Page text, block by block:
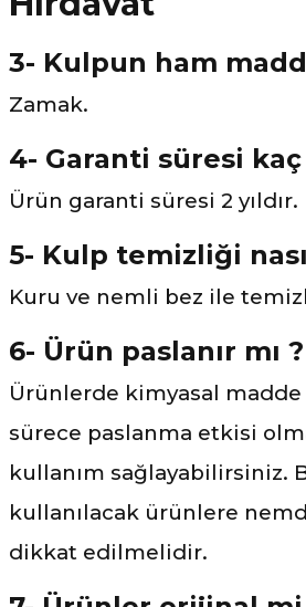
3- Kulpun ham
Zamak.
4- Garanti süresi kaç
Ürün garanti süresi 2 yıldır.
5- Kulp temizliği
Kuru ve nemli bez ile
6- Ürün paslanır mı ?
Ürünlerde kimyasal madde
sürece paslanma etkisi
kullanım sağlayabilirsiniz.
kullanılacak ürünlere
dikkat edilmelidir.